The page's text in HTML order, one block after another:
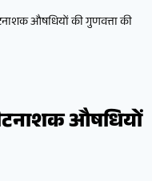
औषधियों की गुणवत्ता की
औषधियों